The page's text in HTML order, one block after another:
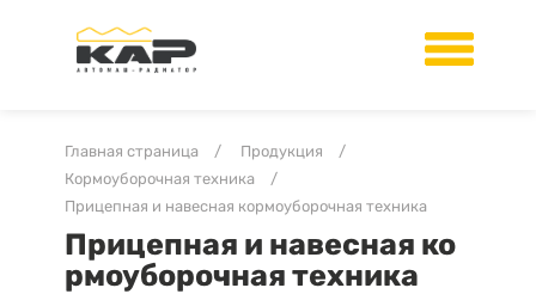
Главная страница / Продукция
/
Кормоуборочная техника
/
Прицепная и навесная кормоуборочная техника
Прицепная и навесная ко
рмоуборочная техника